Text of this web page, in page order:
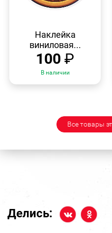
ПРОСМОТР
Наклейка
виниловая...
100 ₽
В наличии
Все товары
Делись: